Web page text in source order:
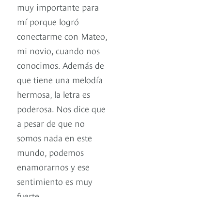
muy importante para
mí porque logró
conectarme con Mateo,
mi novio, cuando nos
conocimos. Además de
que tiene una melodía
hermosa, la letra es
poderosa. Nos dice que
a pesar de que no
somos nada en este
mundo, podemos
enamorarnos y ese
sentimiento es muy